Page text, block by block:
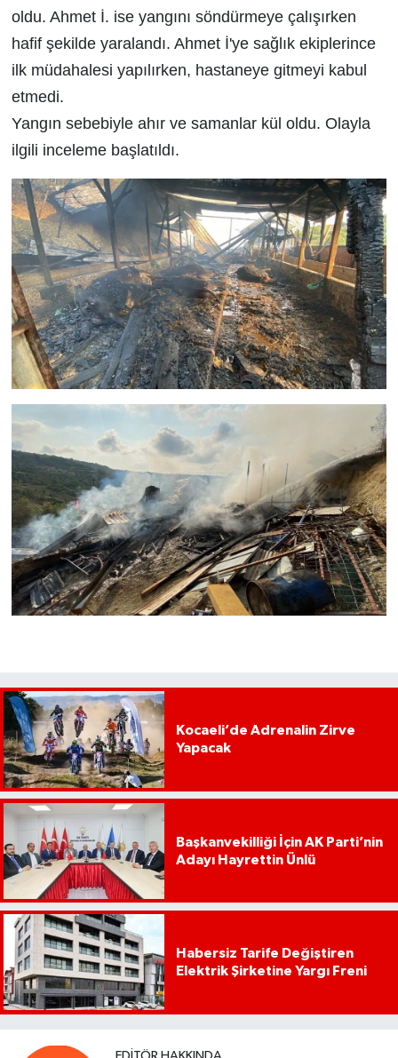
oldu. Ahmet İ. ise yangını söndürmeye çalışırken
hafif şekilde yaralandı. Ahmet İ'ye sağlık ekiplerince
ilk müdahalesi yapılırken, hastaneye gitmeyi kabul
etmedi.
Yangın sebebiyle ahır ve samanlar kül oldu. Olayla
ilgili inceleme başlatıldı.
Kocaeli’de Adrenalin Zirve
Yapacak
Başkanvekilliği İçin AK Parti’nin
Adayı Hayrettin Ünlü
Habersiz Tarife Değiştiren
Elektrik Şirketine Yargı Freni